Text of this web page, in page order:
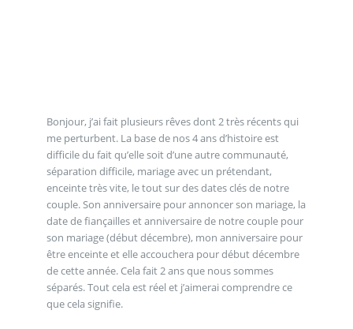
Bonjour, j’ai fait plusieurs rêves dont 2 très récents qui
me perturbent. La base de nos 4 ans d’histoire est
difficile du fait qu’elle soit d’une autre communauté,
séparation difficile, mariage avec un prétendant,
enceinte très vite, le tout sur des dates clés de notre
couple. Son anniversaire pour annoncer son mariage, la
date de fiançailles et anniversaire de notre couple pour
son mariage (début décembre), mon anniversaire pour
être enceinte et elle accouchera pour début décembre
de cette année. Cela fait 2 ans que nous sommes
séparés. Tout cela est réel et j’aimerai comprendre ce
que cela signifie.